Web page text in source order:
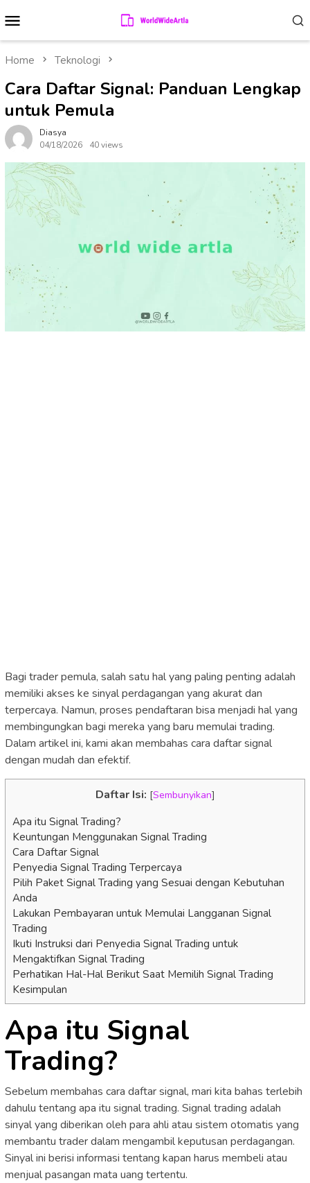
to
contentMenu
Home Teknologi
Cara Daftar Signal: Panduan Lengkap
untuk Pemula
Diasya
04/18/2026
40 views
Bagi trader pemula, salah satu hal yang paling penting adalah
memiliki akses ke sinyal perdagangan yang akurat dan
terpercaya. Namun, proses pendaftaran bisa menjadi hal yang
membingungkan bagi mereka yang baru memulai trading.
Dalam artikel ini, kami akan membahas cara daftar signal
dengan mudah dan efektif.
Daftar Isi: [Sembunyikan]
Apa itu Signal Trading?
Keuntungan Menggunakan Signal Trading
Cara Daftar Signal
Penyedia Signal Trading Terpercaya
Pilih Paket Signal Trading yang Sesuai dengan Kebutuhan
Anda
Lakukan Pembayaran untuk Memulai Langganan Signal
Trading
Ikuti Instruksi dari Penyedia Signal Trading untuk
Mengaktifkan Signal Trading
Perhatikan Hal-Hal Berikut Saat Memilih Signal Trading
Kesimpulan
Apa itu Signal
Trading?
Sebelum membahas cara daftar signal, mari kita bahas terlebih
dahulu tentang apa itu signal trading. Signal trading adalah
sinyal yang diberikan oleh para ahli atau sistem otomatis yang
membantu trader dalam mengambil keputusan perdagangan.
Sinyal ini berisi informasi tentang kapan harus membeli atau
menjual pasangan mata uang tertentu.